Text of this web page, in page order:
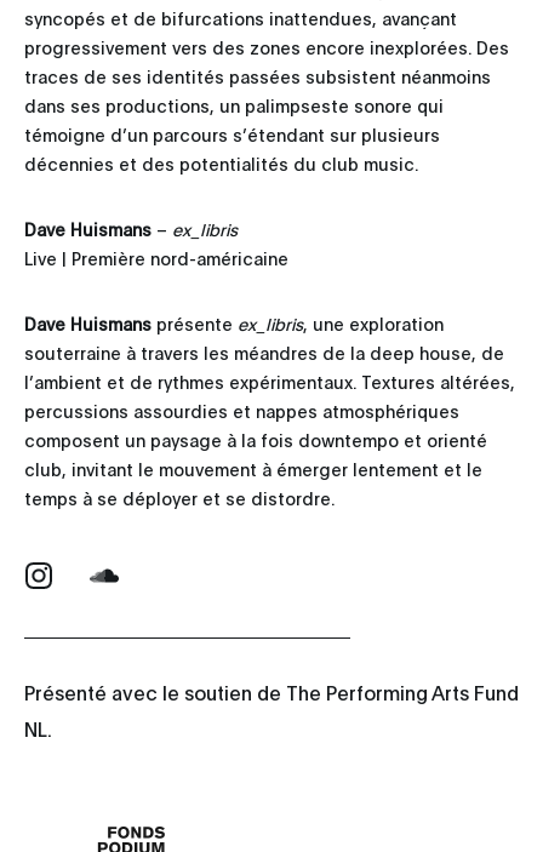
syncopés et de bifurcations inattendues, avançant
progressivement vers des zones encore inexplorées. Des
traces de ses identités passées subsistent néanmoins
dans ses productions, un palimpseste sonore qui
témoigne d’un parcours s’étendant sur plusieurs
décennies et des potentialités du club music.
Dave Huismans – ex_libris
Live | Première nord-américaine
Dave Huismans présente ex_libris, une exploration
souterraine à travers les méandres de la deep house, de
l’ambient et de rythmes expérimentaux. Textures altérées,
percussions assourdies et nappes atmosphériques
composent un paysage à la fois downtempo et orienté
club, invitant le mouvement à émerger lentement et le
temps à se déployer et se distordre.
Présenté avec le soutien de The Performing Arts Fund
NL.